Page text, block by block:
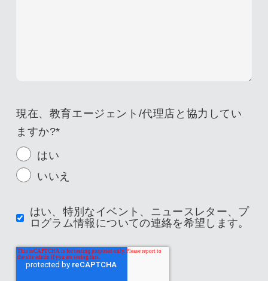
現在、教育エージェント/代理店と協力してい
ますか?*
はい
いいえ
はい、特別なイベント、ニュースレター、プ
ログラム情報についての連絡を希望します。